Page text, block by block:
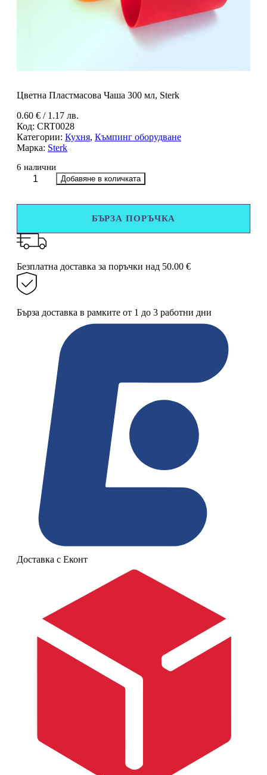
Цветна Пластмасова Чаша 300 мл, Sterk
0.60 € / 1.17 лв.
Код: CRT0028
Категории: Кухня, Къмпинг оборудване
Марка: Sterk
6 налични
количество
300
мл,
Sterk
Добавяне в количката
БЪРЗА ПОРЪЧКА
Безплатна доставка за поръчки над 50.00 €
Бърза доставка в рамките от 1 до 3 работни дни
Доставка с Еконт